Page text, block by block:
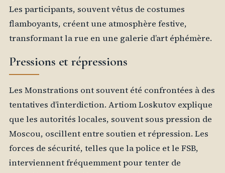
Les participants, souvent vêtus de costumes
flamboyants, créent une atmosphère festive,
transformant la rue en une galerie d’art éphémère.
Pressions et répressions
Les Monstrations ont souvent été confrontées à des
tentatives d’interdiction. Artiom Loskutov explique
que les autorités locales, souvent sous pression de
Moscou, oscillent entre soutien et répression. Les
forces de sécurité, telles que la police et le FSB,
interviennent fréquemment pour tenter de